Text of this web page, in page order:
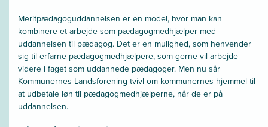
Meritpædagoguddannelsen er en model, hvor man kan
kombinere et arbejde som pædagogmedhjælper med
uddannelsen til pædagog. Det er en mulighed, som henvender
sig til erfarne pædagogmedhjælpere, som gerne vil arbejde
videre i faget som uddannede pædagoger. Men nu sår
Kommunernes Landsforening tvivl om kommunernes hjemmel til
at udbetale løn til pædagogmedhjælperne, når de er på
uddannelsen.